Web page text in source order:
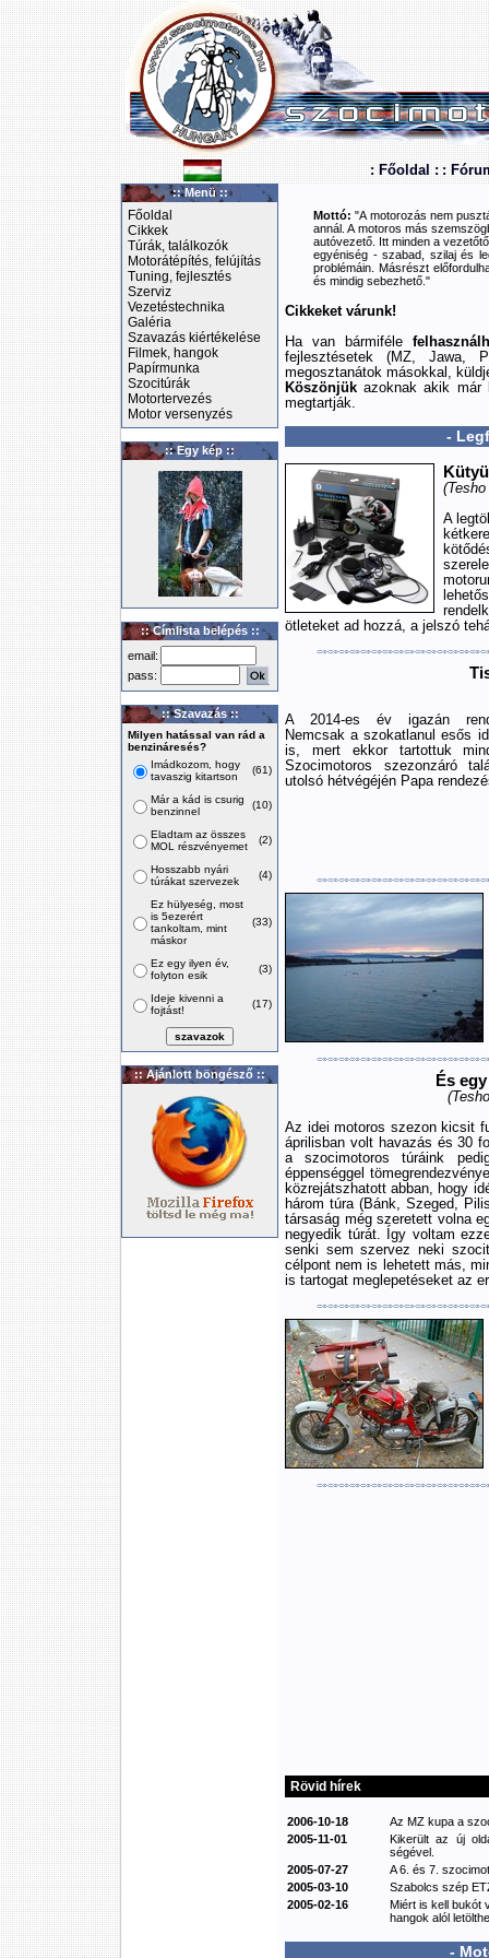
: Főoldal : :
:: Menü ::
Főoldal
Cikkek
Túrák, találkozók
Motorátépítés, felújítás
Tuning, fejlesztés
Szerviz
Vezetéstechnika
Galéria
Szavazás kiértékelése
Filmek, hangok
Papírmunka
Szocitúrák
Motortervezés
Motor versenyzés
:: Egy kép ::
:: Címlista belépés ::
email:
pass:
:: Szavazás ::
Milyen hatással van rád a
benzináresés?
Imádkozom, hogy
tavaszig kitartson
(61)
Már a kád is csurig
benzinnel
(10)
Eladtam az összes
MOL részvényemet
(2)
Hosszabb nyári
túrákat szervezek
(4)
Ez hülyeség, most
is 5ezerért
tankoltam, mint
máskor
(33)
Ez egy ilyen év,
folyton esik
(3)
Ideje kivenni a
fojtást!
(17)
:: Ajánlott böngésző ::
Mottó: "A motorozás nem
annál. A motoros más
autóvezető. Itt minden a
egyéniség - szabad, szilaj és
problémáin. Másrészt
és mindig sebezhető."
Cikkeket várunk!
Ha van bármiféle
fejlesztésetek (MZ, Jawa,
megosztanátok másokkal,
Köszönjük azoknak akik már
megtartják.
-
(Tesho
A
ötleteket ad hozzá, a jelszó
A 2014-es év igazán
Nemcsak a szokatlanul esős
is, mert ekkor tartottuk
Szocimotoros szezonzáró
utolsó hétvégéjén Papa
És
Az idei motoros szezon kicsit
áprilisban volt havazás és 30
a szocimotoros túráink
éppenséggel
közrejátszhatott abban, hogy
három túra (Bánk, Szeged,
társaság még szeretett volna
negyedik túrát. Így voltam
senki sem szervez neki
célpont nem is lehetett más,
is tartogat meglepetéseket az
Rövid hírek
2006-10-18
Az MZ kupa a
2005-11-01
Kikerült az új
ségével.
2005-07-27
A 6. és 7.
2005-03-10
Szabolcs szép
2005-02-16
Miért is kell bukót
hangok alól
-